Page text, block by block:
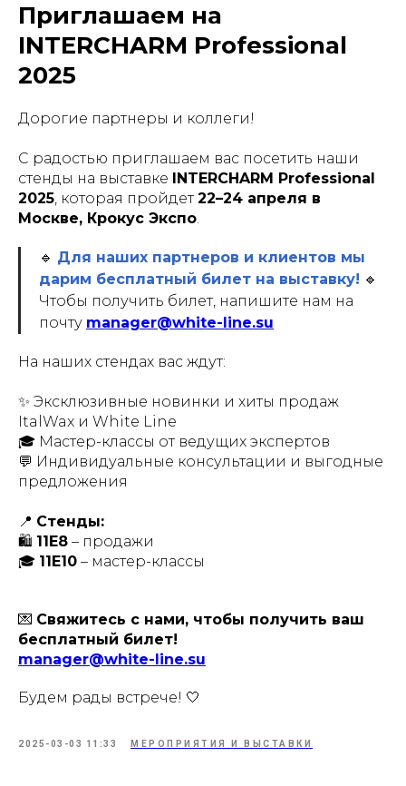
Приглашаем на
INTERCHARM Professional
2025
Дорогие партнеры и коллеги!
С радостью приглашаем вас посетить наши
стенды на выставке
INTERCHARM Professional
2025, которая пройдет22–24 апреля в
Москве, Крокус Экспо.
🔹 Для наших партнеров и клиентов мы
дарим бесплатный билет на выставку! 🔹
Чтобы получить билет, напишите нам на
почту manager@white-line.su
На наших стендах вас ждут:
✨ Эксклюзивные новинки и хиты продаж
ItalWax и White Line
🎓 Мастер-классы от ведущих экспертов
💬 Индивидуальные консультации и выгодные
предложения
📍 Стенды:
🛍 11E8 – продажи
🎓 11E10 – мастер-классы
💌 Свяжитесь с нами, чтобы получить ваш
бесплатный билет!
manager@white-line.su
Будем рады встрече! 🤍
2025-03-03 11:33 МЕРОПРИЯТИЯ И ВЫСТАВКИ